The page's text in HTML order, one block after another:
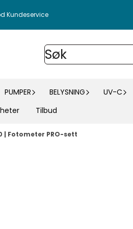
Kundeservice
PUMPER BELYSNING UV-C
Tilbud
| Fotometer PRO-sett